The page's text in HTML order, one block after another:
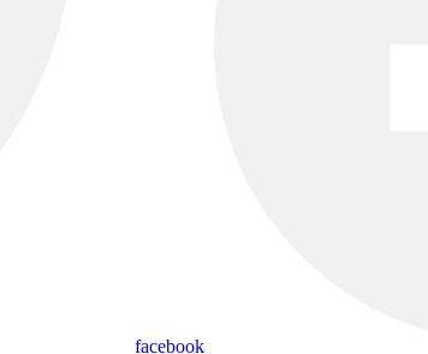
facebook